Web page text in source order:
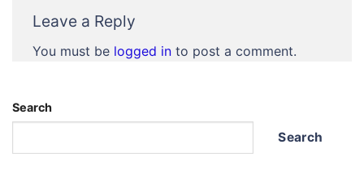
Leave a Reply
You must be logged in to post a comment.
Search
Search